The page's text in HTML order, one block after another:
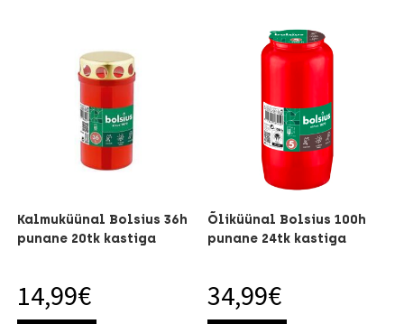
Kalmuküünal Bolsius 36h
punane 20tk kastiga
14,99€
Õliküünal Bolsius 100h
punane 24tk kastiga
34,99€